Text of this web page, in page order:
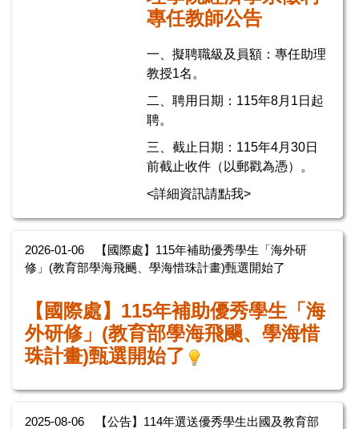
專任教師公告
一、擬聘職級及員額：專任助理
教授1名。
二、聘用日期：115年8月1日起
聘。
三、截止日期：115年4月30日
前截止收件（以郵戳為憑）。
<詳細資訊請點我>
2026-01-06
【國際處】115年補助優秀學生「海外研
修」(教育部學海飛颺、學海惜珠計畫)甄選開始了
【國際處】115年補助優秀學生「海
外研修」(教育部學海飛颺、學海惜
珠計畫)甄選開始了
2025-08-06
【公告】114年選送優秀學生出國及教育部